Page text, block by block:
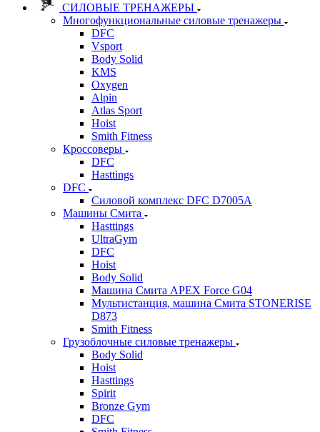
СИЛОВЫЕ ТРЕНАЖЕРЫ
Многофункциональные силовые тренажеры
DFC
Vsport
Body Solid
KMS
Oxygen
Alpin
Atlas Sport
Hoist
Smith Fitness
Кроссоверы
DFC
Hasttings
DFC
Силовой комплекс DFC D7005A
Машины Смита
Hasttings
UltraGym
DFC
Hoist
Body Solid
Машина Смита APEX Force G04
Мультистанция, машина Смита STONERISE
D873
Smith Fitness
Грузоблочные силовые тренажеры
Body Solid
Hoist
Hasttings
Spirit
Bronze Gym
DFC